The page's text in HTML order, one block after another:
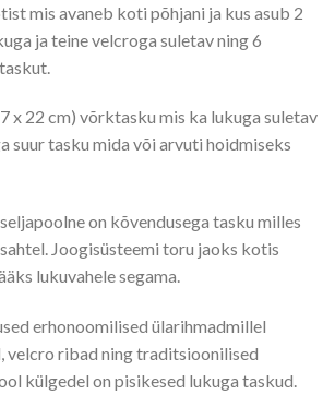
mis avaneb koti põhjani ja kus asub 2
ja teine velcroga suletav ning 6
x 22 cm) võrktasku mis ka lukuga suletav
suur tasku mida või arvuti hoidmiseks
on kõvendusega tasku milles
Joogisüsteemi toru jaoks kotis
lukuvahele segama.
erhonoomilised ülarihmadmillel
velcro ribad ning traditsioonilised
külgedel on pisikesed lukuga taskud.